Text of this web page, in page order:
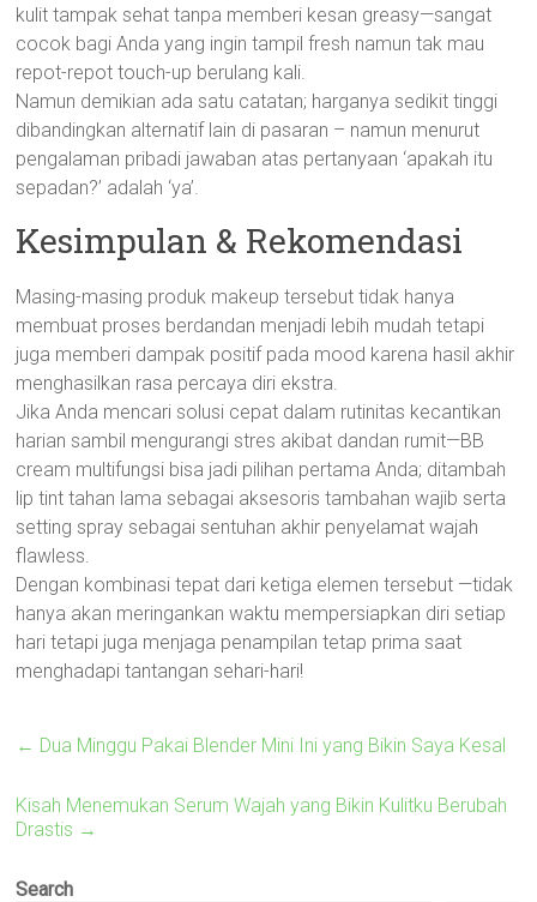
kulit tampak sehat tanpa memberi kesan greasy—sangat
cocok bagi Anda yang ingin tampil fresh namun tak mau
repot-repot touch-up berulang kali.
Namun demikian ada satu catatan; harganya sedikit tinggi
dibandingkan alternatif lain di pasaran – namun menurut
pengalaman pribadi jawaban atas pertanyaan ‘apakah itu
sepadan?’ adalah ‘ya’.
Kesimpulan & Rekomendasi
Masing-masing produk makeup tersebut tidak hanya
membuat proses berdandan menjadi lebih mudah tetapi
juga memberi dampak positif pada mood karena hasil akhir
menghasilkan rasa percaya diri ekstra.
Jika Anda mencari solusi cepat dalam rutinitas kecantikan
harian sambil mengurangi stres akibat dandan rumit—BB
cream multifungsi bisa jadi pilihan pertama Anda; ditambah
lip tint tahan lama sebagai aksesoris tambahan wajib serta
setting spray sebagai sentuhan akhir penyelamat wajah
flawless.
Dengan kombinasi tepat dari ketiga elemen tersebut —tidak
hanya akan meringankan waktu mempersiapkan diri setiap
hari tetapi juga menjaga penampilan tetap prima saat
menghadapi tantangan sehari-hari!
← Dua Minggu Pakai Blender Mini Ini yang Bikin Saya Kesal
Kisah Menemukan Serum Wajah yang Bikin Kulitku Berubah
Drastis →
Search